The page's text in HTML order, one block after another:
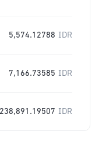
5,574.12788 IDR
7,166.73585 IDR
238,891.19507 IDR